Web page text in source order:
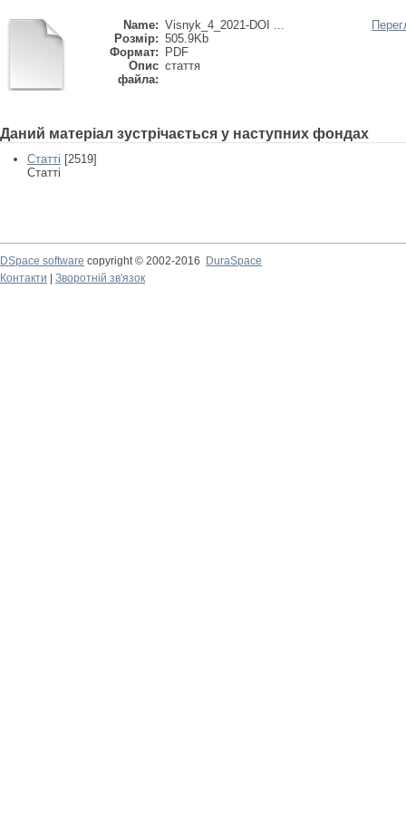
Name: Visnyk_4_2021-DOI ...
Розмір: 505.9Kb
Формат:
PDF
Опис
файла:
стаття
Даний матеріал зустрічається у наступних фондах
Статті [2519]
Статті
DSpace software copyright © 2002-2016
DuraSpace
Контакти
Зворотній зв'язок